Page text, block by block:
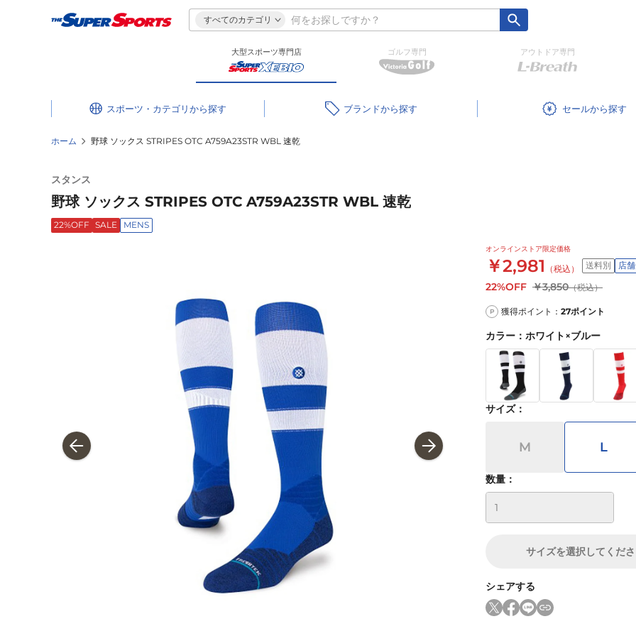
すべてのカテゴリ
大型スポーツ専門店 ゴルフ専門 アウトドア専門
スポーツ・カテゴリ ブランド セール
ホーム 野球 ソックス STRIPES OTC A759A23STR WBL 速乾
スタンス
野球 ソックス STRIPES OTC A759A23STR WBL 速乾
22%OFF SALE MENS
オンラインストア限定価格
￥2,981 （税込） 送料別 店
22%OFF ￥3,850（税込）
P 獲得ポイント： 27ポイント
カラー ： ホワイト×ブルー
サイズ：
M L
数量：
サイズを選択してくだ
シェアする